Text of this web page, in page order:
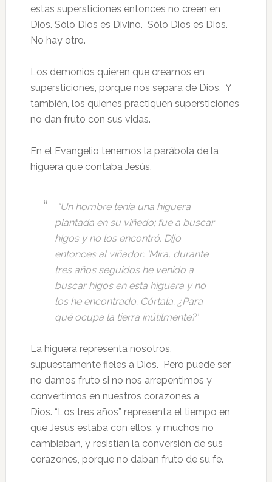
estas supersticiones entonces no creen en
Dios. Sólo Dios es Divino. Sólo Dios es Dios.
No hay otro.
Los demonios quieren que creamos en
supersticiones, porque nos separa de Dios. Y
también, los quienes practiquen supersticiones
no dan fruto con sus vidas.
En el Evangelio tenemos la parábola de la
higuera que contaba Jesús,
“Un hombre tenía una higuera
plantada en su viñedo; fue a buscar
higos y no los encontró. Dijo
entonces al viñador: ‘Mira, durante
tres años seguidos he venido a
buscar higos en esta higuera y no
los he encontrado. Córtala. ¿Para
qué ocupa la tierra inútilmente?’
La higuera representa nosotros,
supuestamente fieles a Dios. Pero puede ser
no damos fruto si no nos arrepentimos y
convertimos en nuestros corazones a
Dios. “Los tres años” representa el tiempo en
que Jesús estaba con ellos, y muchos no
cambiaban, y resistían la conversión de sus
corazones, porque no daban fruto de su fe.